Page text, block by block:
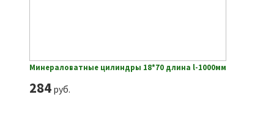
Минераловатные цилиндры 18*70 длина l-1000мм
284руб.